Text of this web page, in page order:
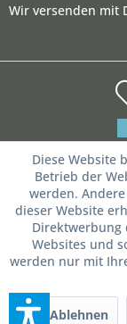
Wir versenden mit
Diese Website
Betrieb der
werden.
dieser Website
Direktwerbung
Websites und
werden nur mit
Ablehnen